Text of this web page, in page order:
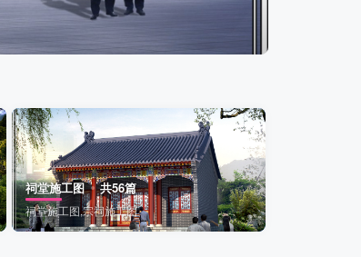
祠堂施工图 共56篇
祠堂施工图,宗祠施工图